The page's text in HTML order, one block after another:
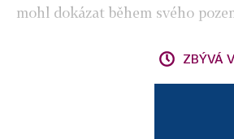
mohl dokázat během svého
ZBÝVÁ